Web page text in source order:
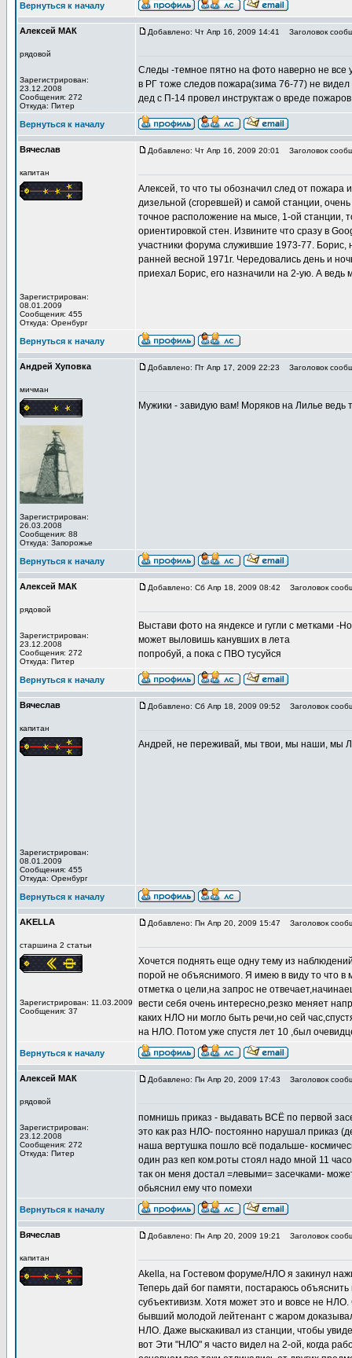
Вернуться к началу
Алексей МАК
рядовой
Зарегистрирован:
23.12.2008
Сообщения: 272
Откуда: Питер
Добавлено: Чт Апр 16, 2009 14:41 Заголовок
Следы -темное пятно на фото наверно не все
в РГ тоже следов пожара(зима 76-77) не
дед с П-14 провел инструктаж о вреде
Вернуться к началу
Вячеслав
капитан
Зарегистрирован:
08.01.2009
Сообщения: 455
Откуда: Оренбург
Добавлено: Чт Апр 16, 2009 20:01 Заголовок
Алексей, то что ты обозначил след от пожара
дизельной (сгоревшей) и самой станции,
точное расположение на мысе, 1-ой станции,
ориентировкой стен. Извините что сразу в
участники форума служившие 1973-77. Борис,
ранней весной 1971г. Чередовались день и
приехал Борис, его назначили на 2-ую. А
Вернуться к началу
Андрей Хуповка
мичман
Зарегистрирован:
26.03.2008
Сообщения: 88
Откуда: Запорожье
Добавлено: Пт Апр 17, 2009 22:23 Заголовок
Мужики - завидую вам! Моряков на Лилье ведь
Вернуться к началу
Алексей МАК
рядовой
Зарегистрирован:
23.12.2008
Сообщения: 272
Откуда: Питер
Добавлено: Сб Апр 18, 2009 08:42 Заголовок
Выстави фото на яндексе и гугли с метками -
может выловишь канувших в лета
попробуй, а пока с ПВО тусуйся
Вернуться к началу
Вячеслав
капитан
Зарегистрирован:
08.01.2009
Сообщения: 455
Откуда: Оренбург
Добавлено: Сб Апр 18, 2009 09:52 Заголовок
Андрей, не переживай, мы твои, мы наши, мы
Вернуться к началу
AKELLA
старшина 2 статьи
Зарегистрирован: 11.03.2009
Сообщения: 37
Добавлено: Пн Апр 20, 2009 15:47 Заголовок
Хочется поднять еще одну тему из
порой не объяснимого. Я имею в виду то что
отметка о цели,на запрос не
вести себя очень интересно,резко меняет
каких НЛО ни могло быть речи,но сей
на НЛО. Потом уже спустя лет 10 ,был
Вернуться к началу
Алексей МАК
рядовой
Зарегистрирован:
23.12.2008
Сообщения: 272
Откуда: Питер
Добавлено: Пн Апр 20, 2009 17:43 Заголовок
помнишь приказ - выдавать ВСЁ по первой
это как раз НЛО- постоянно нарушал приказ
наша вертушка пошло всё подальше-
один раз кеп ком.роты стоял надо мной 11
так он меня достал =левыми= засечками-
обьяснил ему что помехи
Вернуться к началу
Вячеслав
капитан
Добавлено: Пн Апр 20, 2009 19:21 Заголовок
Akella, на Гостевом форуме/НЛО я закинул
Теперь дай бог памяти, постараюсь
субъективизм. Хотя может это и вовсе не
бывший молодой лейтенант с жаром
НЛО. Даже выскакивал из станции, чтобы
вот Эти "НЛО" я часто видел на 2-ой, когда